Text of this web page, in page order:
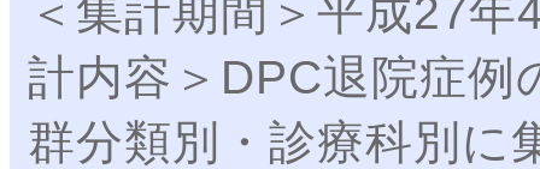
＜集計期間＞平成27
計内容＞DPC退院症
群分類別・診療科別に